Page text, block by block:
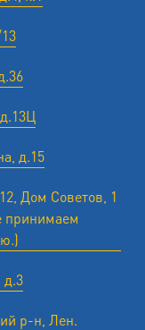
д.15
Дом Советов, 1
принимаем
д.3
р-н, Лен.